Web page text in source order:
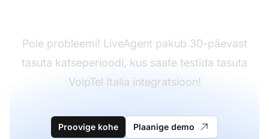
Pole probleemi! LiveAgent pakub 30-päevast
tasuta katseperioodi, kus saate testida tasuta
VoipTel Italia integratsioon!
Proovige kohe Plaanige demo